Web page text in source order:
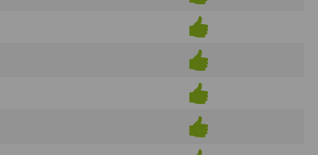
tout sans droit à indemnités. L’utilisateur